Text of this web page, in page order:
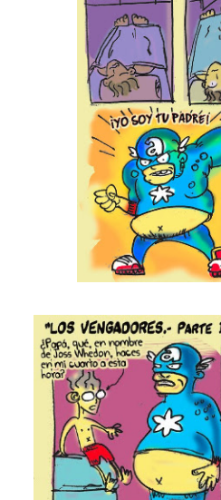
25 grandes películas de
Devoraos los unos a los
Charlie Kirk y la izquierda
Dios es Cambio: Filosofía
Nuestra era de genocidios
Mis historias favoritas de
Transformers: ¿Una película
Gentile: Lo que debes
Definiendo: ¿Qué es el
Panorama del nuevo
Llévenmelo fuchachos: El